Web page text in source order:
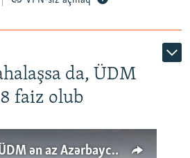
da, ÜDM
faiz olub
Cənubi Qafqazda ÜDM ən az Azərbaycanda artır: Qonşuları niyə Bakını qabaqlaya bilir?